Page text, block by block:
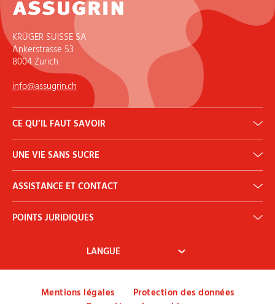
KRÜGER SUISSE SA
Ankerstrasse 53
8004 Zürich
info@assugrin.ch
CE QU’IL FAUT SAVOIR
Histoire
Qu’est-ce que l’érythritol?
Bulletin d’information
UNE VIE SANS SUCRE
ASSISTANCE ET CONTACT
Mon compte
POINTS JURIDIQUES
Droit de rétractation
Mentions légales
Protection des données